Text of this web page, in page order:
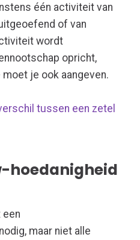
één activiteit van
of van
wordt
opricht,
je ook aangeven.
tussen een zetel
hoedanigheid
een
nodig, maar niet alle